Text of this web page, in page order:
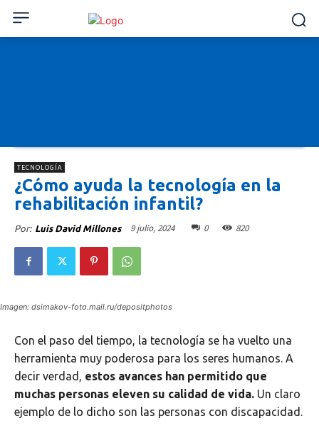
TECNOLOGÍA
¿Cómo ayuda la tecnología en la
rehabilitación infantil?
Por: Luis David Millones 9 julio, 2024 0 820
Imagen: dsimakov-foto.mail.ru/depositphotos
Con el paso del tiempo, la tecnología se ha vuelto una
herramienta muy poderosa para los seres humanos. A
decir verdad, estos avances han permitido que
muchas personas eleven su calidad de vida. Un claro
ejemplo de lo dicho son las personas con discapacidad.